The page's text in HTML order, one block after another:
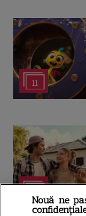
11
Nouă ne